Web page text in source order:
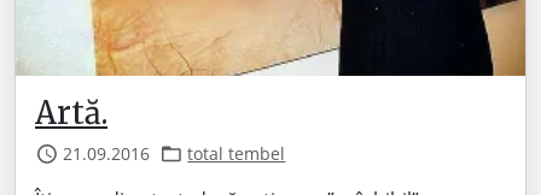
Artă.
21.09.2016 total tembel